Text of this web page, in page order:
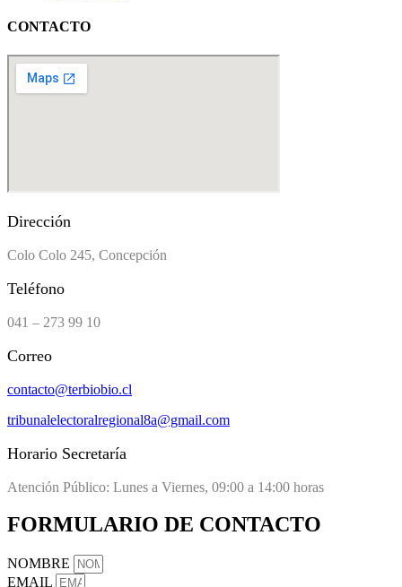
CONTACTO
Dirección
Colo Colo 245, Concepción
Teléfono
041 – 273 99 10
Correo
contacto@terbiobio.cl
tribunalelectoralregional8a@gmail.com
Horario Secretaría
Atención Público: Lunes a Viernes, 09:00 a 14:00 horas
FORMULARIO DE CONTACTO
NOMBRE
EMAIL